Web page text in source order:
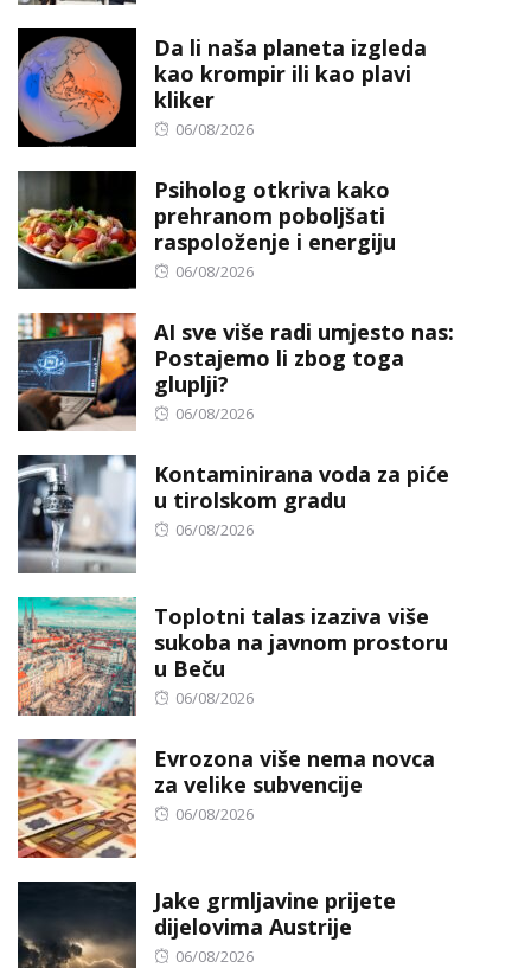
Da li naša planeta izgleda
kao krompir ili kao plavi
kliker
Posted
06/08/2026
Psiholog otkriva kako
prehranom poboljšati
raspoloženje i energiju
Posted
06/08/2026
AI sve više radi umjesto nas:
Postajemo li zbog toga
gluplji?
Posted
06/08/2026
Kontaminirana voda za piće
u tirolskom gradu
Posted
06/08/2026
Toplotni talas izaziva više
sukoba na javnom prostoru
u Beču
Posted
06/08/2026
Evrozona više nema novca
za velike subvencije
Posted
06/08/2026
Jake grmljavine prijete
dijelovima Austrije
Posted
06/08/2026